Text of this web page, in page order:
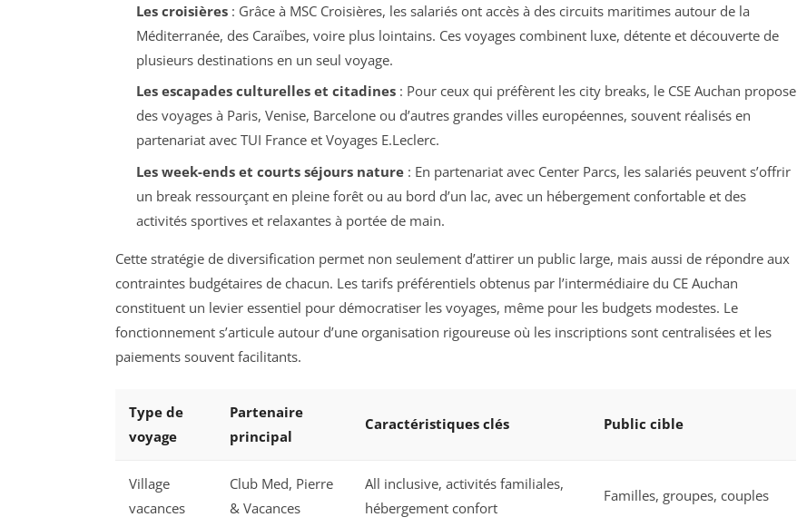
Les croisières: Grâce à MSC Croisières, les salariés ont accès à des circuits maritimes autour de la
Méditerranée, des Caraïbes, voire plus lointains. Ces voyages combinent luxe, détente et découverte de
plusieurs destinations en un seul voyage.
Les escapades culturelles et citadines: Pour ceux qui préfèrent les city breaks, le CSE Auchan propose
des voyages à Paris, Venise, Barcelone ou d’autres grandes villes européennes, souvent réalisés en
partenariat avec TUI France et Voyages E.Leclerc.
Les week-ends et courts séjours nature: En partenariat avec Center Parcs, les salariés peuvent s’offrir
un break ressourçant en pleine forêt ou au bord d’un lac, avec un hébergement confortable et des
activités sportives et relaxantes à portée de main.
Cette stratégie de diversification permet non seulement d’attirer un public large, mais aussi de répondre aux
contraintes budgétaires de chacun. Les tarifs préférentiels obtenus par l’intermédiaire du CE Auchan
constituent un levier essentiel pour démocratiser les voyages, même pour les budgets modestes. Le
fonctionnement s’articule autour d’une organisation rigoureuse où les inscriptions sont centralisées et les
paiements souvent facilitants.
Type de
voyage
Partenaire
principal
Caractéristiques clés Public cible
Village
vacances
Club Med, Pierre
& Vacances
All inclusive, activités familiales,
hébergement confort
Familles, groupes, couples